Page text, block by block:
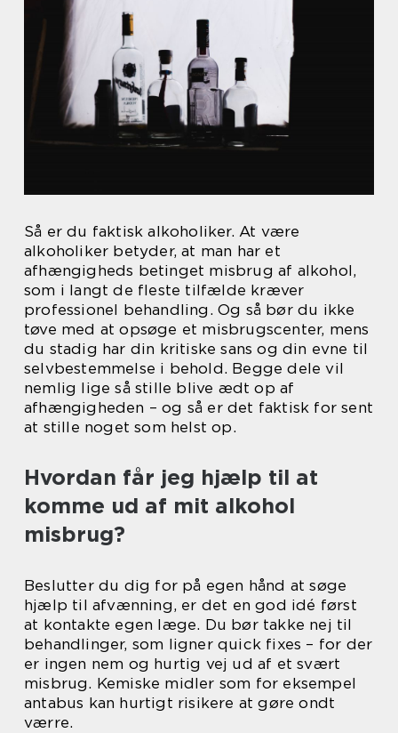
Så er du faktisk alkoholiker. At være
alkoholiker betyder, at man har et
afhængigheds betinget misbrug af alkohol,
som i langt de fleste tilfælde kræver
professionel behandling. Og så bør du ikke
tøve med at opsøge et misbrugscenter, mens
du stadig har din kritiske sans og din evne til
selvbestemmelse i behold. Begge dele vil
nemlig lige så stille blive ædt op af
afhængigheden – og så er det faktisk for sent
at stille noget som helst op.
Hvordan får jeg hjælp til at
komme ud af mit alkohol
misbrug?
Beslutter du dig for på egen hånd at søge
hjælp til afvænning, er det en god idé først
at kontakte egen læge. Du bør takke nej til
behandlinger, som ligner quick fixes – for der
er ingen nem og hurtig vej ud af et svært
misbrug. Kemiske midler som for eksempel
antabus kan hurtigt risikere at gøre ondt
værre.